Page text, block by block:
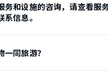
务和设施的咨询，请查看服
信息。
一同旅游？